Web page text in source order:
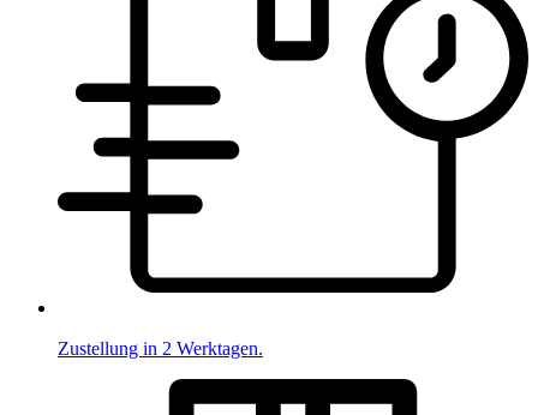
Zustellung in 2 Werktagen.